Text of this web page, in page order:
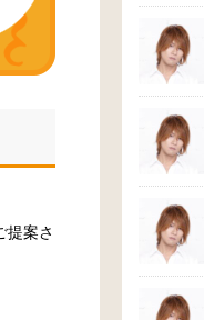
提案さ